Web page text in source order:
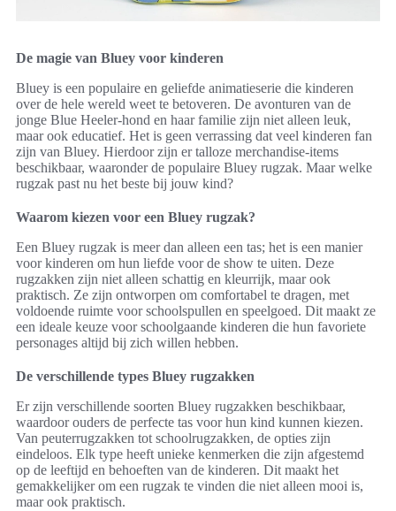
De magie van Bluey voor kinderen
Bluey is een populaire en geliefde animatieserie die kinderen
over de hele wereld weet te betoveren. De avonturen van de
jonge Blue Heeler-hond en haar familie zijn niet alleen leuk,
maar ook educatief. Het is geen verrassing dat veel kinderen fan
zijn van Bluey. Hierdoor zijn er talloze merchandise-items
beschikbaar, waaronder de populaire Bluey rugzak. Maar welke
rugzak past nu het beste bij jouw kind?
Waarom kiezen voor een Bluey rugzak?
Een Bluey rugzak is meer dan alleen een tas; het is een manier
voor kinderen om hun liefde voor de show te uiten. Deze
rugzakken zijn niet alleen schattig en kleurrijk, maar ook
praktisch. Ze zijn ontworpen om comfortabel te dragen, met
voldoende ruimte voor schoolspullen en speelgoed. Dit maakt ze
een ideale keuze voor schoolgaande kinderen die hun favoriete
personages altijd bij zich willen hebben.
De verschillende types Bluey rugzakken
Er zijn verschillende soorten Bluey rugzakken beschikbaar,
waardoor ouders de perfecte tas voor hun kind kunnen kiezen.
Van peuterrugzakken tot schoolrugzakken, de opties zijn
eindeloos. Elk type heeft unieke kenmerken die zijn afgestemd
op de leeftijd en behoeften van de kinderen. Dit maakt het
gemakkelijker om een rugzak te vinden die niet alleen mooi is,
maar ook praktisch.